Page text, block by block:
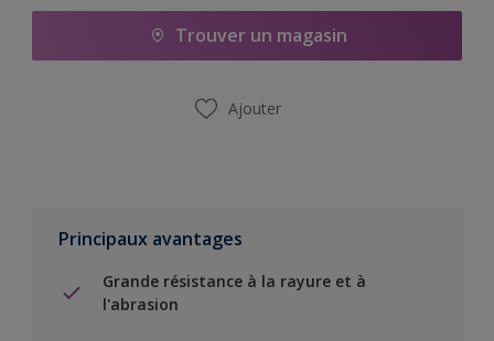
Trouver un magasin
Ajouter
Principaux avantages
Grande résistance à la rayure et à
l'abrasion